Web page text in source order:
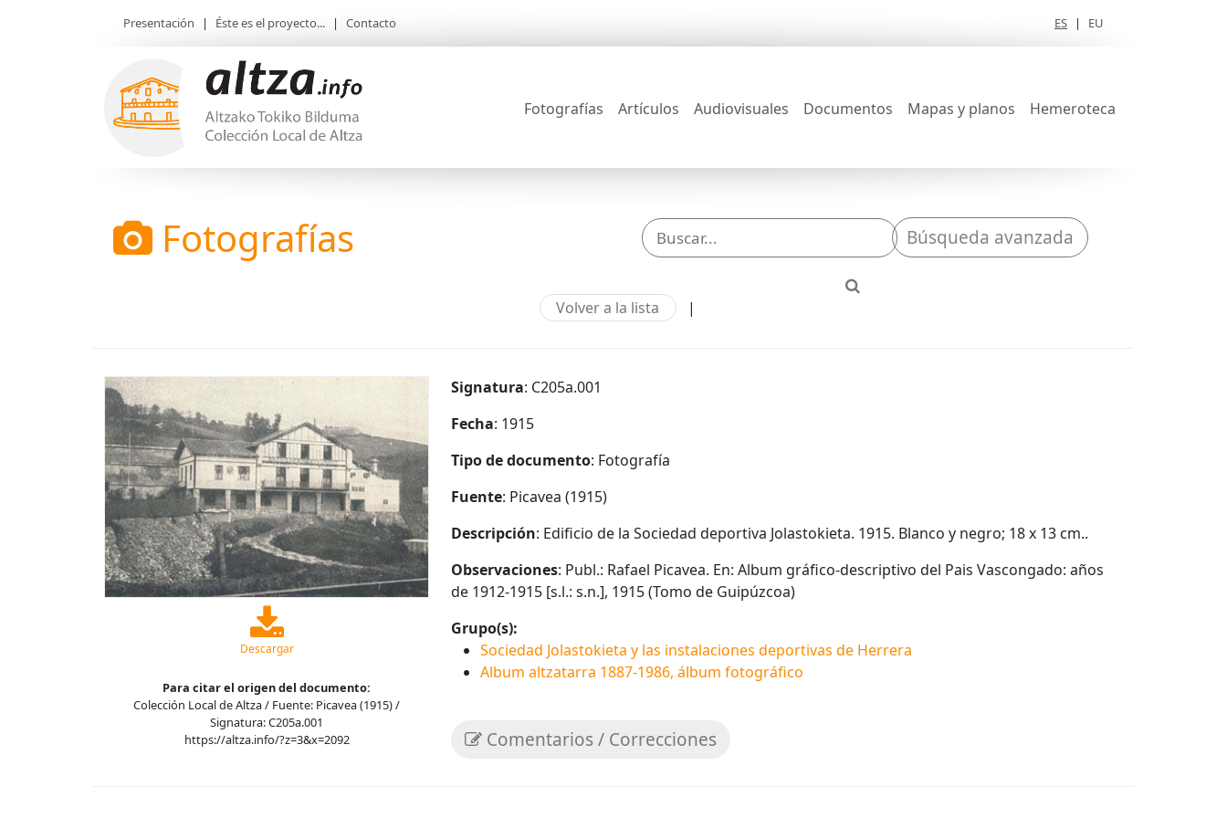
Presentación | Éste es el proyecto... | Contacto ES | EU
Fotografías Artículos Audiovisuales Documentos Mapas y planos Hemeroteca
Fotografías Búsqueda avanzada
Volver a la lista |
Descargar
Para citar el origen del documento:
Colección Local de Altza / Fuente: Picavea (1915) /
Signatura: C205a.001
https://altza.info/?z=3&x=2092
Signatura: C205a.001
Fecha: 1915
Tipo de documento: Fotografía
Fuente: Picavea (1915)
Descripción: Edificio de la Sociedad deportiva Jolastokieta. 1915. Blanco y negro; 18 x 13 cm..
Observaciones: Publ.: Rafael Picavea. En: Album gráfico-descriptivo del Pais Vascongado: años
de 1912-1915 [s.l.: s.n.], 1915 (Tomo de Guipúzcoa)
Grupo(s):
Sociedad Jolastokieta y las instalaciones deportivas de Herrera
Album altzatarra 1887-1986, álbum fotográfico
Comentarios / Correcciones